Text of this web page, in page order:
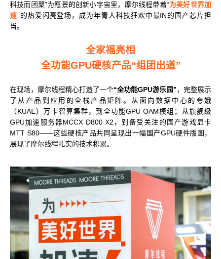
科技而团聚”为愿景的创新小宇宙里，摩尔线程带着“为美好世界加
速”的热爱闪亮登场，成为年青人科技狂欢中最IN的国产芯片担
当。
全家福亮相
全功能GPU硬核产品“组团出道”
在现场，摩尔线程精心打造了一个“全功能GPU游乐园”，完整展示
了从产品到应用的全栈产品矩阵。从面向数据中心的夸娥
（KUAE）万卡智算集群，到全功能GPU OAM模组；从旗舰级
GPU加速服务器MCCX D800 X2，到备受关注的国产游戏显卡
MTT S80——这些硬核产品共同呈现出一幅国产GPU硬件版图，
展现了摩尔线程扎实的技术积累。